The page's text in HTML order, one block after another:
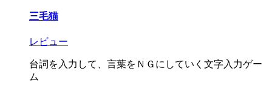
三毛猫
レビュー
台詞を入力して、言葉をＮＧにしていく文字入力ゲー
ム